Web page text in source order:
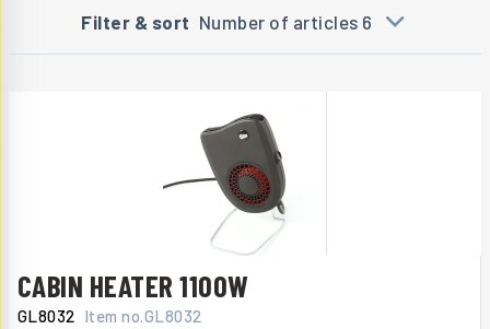
Filter & sort Number of articles 6
CABIN HEATER 1100W
GL8032 Item no.GL8032